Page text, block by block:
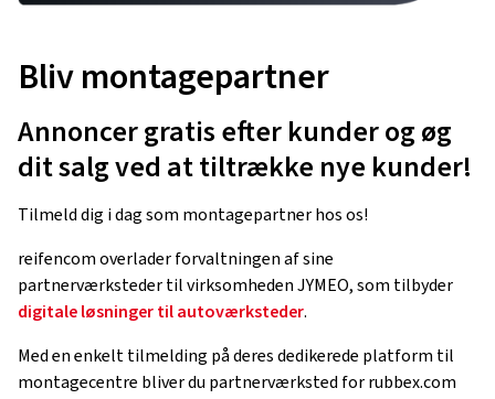
Bliv montagepartner
Annoncer gratis efter kunder og øg
dit salg ved at tiltrække nye kunder!
Tilmeld dig i dag som montagepartner hos os!
reifencom overlader forvaltningen af ​​sine
partnerværksteder til virksomheden JYMEO, som tilbyder
digitale løsninger til autoværksteder.
Med en enkelt tilmelding på deres dedikerede platform til
montagecentre bliver du partnerværksted for rubbex.com